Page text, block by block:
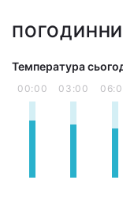
Температура
00:00 03:00